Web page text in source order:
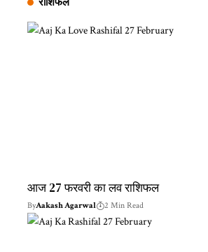
आज 27 फरवरी का लव राशिफल
ByAakash Agarwal 2 Min Read